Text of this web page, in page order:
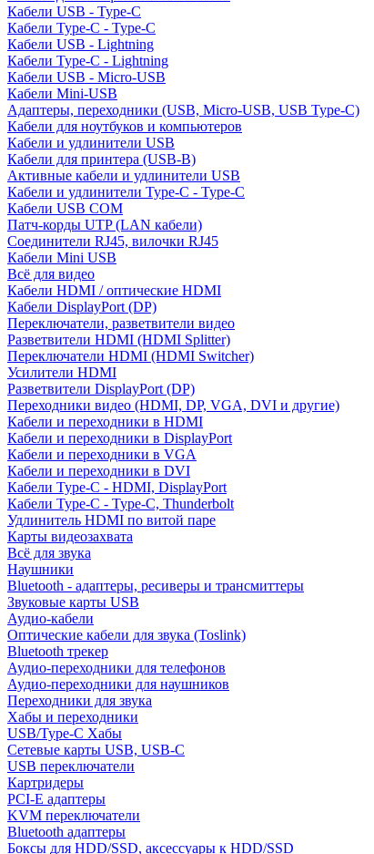
Кабели USB - Type-C
Кабели Type-C - Type-C
Кабели USB - Lightning
Кабели Type-C - Lightning
Кабели USB - Micro-USB
Кабели Mini-USB
Адаптеры, переходники (USB, Micro-USB, USB Type-C)
Кабели для ноутбуков и компьютеров
Кабели и удлинители USB
Кабели для принтера (USB-B)
Активные кабели и удлинители USB
Кабели и удлинители Type-C - Type-C
Кабели USB COM
Патч-корды UTP (LAN кабели)
Соединители RJ45, вилочки RJ45
Кабели Mini USB
Всё для видео
Кабели HDMI / оптические HDMI
Кабели DisplayPort (DP)
Переключатели, разветвители видео
Разветвители HDMI (HDMI Splitter)
Переключатели HDMI (HDMI Switcher)
Усилители HDMI
Разветвители DisplayPort (DP)
Переходники видео (HDMI, DP, VGA, DVI и другие)
Кабели и переходники в HDMI
Кабели и переходники в DisplayPort
Кабели и переходники в VGA
Кабели и переходники в DVI
Кабели Type-C - HDMI, DisplayPort
Кабели Type-C - Type-C, Thunderbolt
Удлинитель HDMI по витой паре
Карты видеозахвата
Всё для звука
Наушники
Bluetooth - адаптеры, ресиверы и трансмиттеры
Звуковые карты USB
Аудио-кабели
Оптические кабели для звука (Toslink)
Bluetooth трекер
Аудио-переходники для телефонов
Аудио-переходники для наушников
Переходники для звука
Хабы и переходники
USB/Type-C Хабы
Сетевые карты USB, USB-C
USB переключатели
Картридеры
PCI-E адаптеры
KVM переключатели
Bluetooth адаптеры
Боксы для HDD/SSD, аксессуары к HDD/SSD